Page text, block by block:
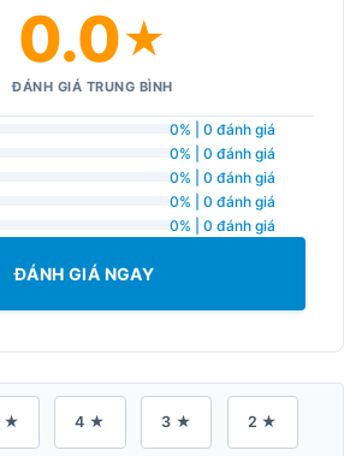
0.0★
ĐÁNH GIÁ TRUNG BÌNH
0% | 0 đánh giá
0% | 0 đánh giá
0% | 0 đánh giá
0% | 0 đánh giá
0% | 0 đánh giá
ĐÁNH GIÁ NGAY
★ 4 ★ 3 ★ 2 ★